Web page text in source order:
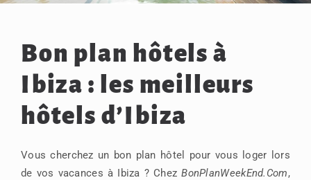
Bon plan hôtels à
Ibiza : les meilleurs
hôtels d’Ibiza
Vous cherchez un bon plan hôtel pour vous loger lors
de vos vacances à Ibiza ? ChezBonPlanWeekEnd.Com,